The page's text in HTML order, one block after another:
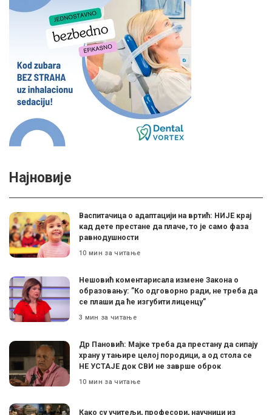
Најновије
Васпитачица о адаптацији на вртић: НИЈЕ крај
кад дете престане да плаче, то је само фаза
равнодушности
10 мин за читање
Нешовић коментарисала измене Закона о
образовању: ”Ко одговорно ради, не треба да
се плаши да ће изгубити лиценцу”
3 мин за читање
Др Пановић: Мајке треба да престану да сипају
храну у тањире целој породици, а од стола се
НЕ УСТАЈЕ док СВИ не заврше оброк
10 мин за читање
Како су учитељи, професори, научници из